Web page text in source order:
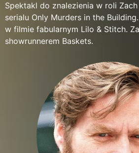
Spektakl do znalezienia w roli
serialu Only Murders in the
w filmie fabularnym Lilo & Stitch.
showrunnerem Baskets.